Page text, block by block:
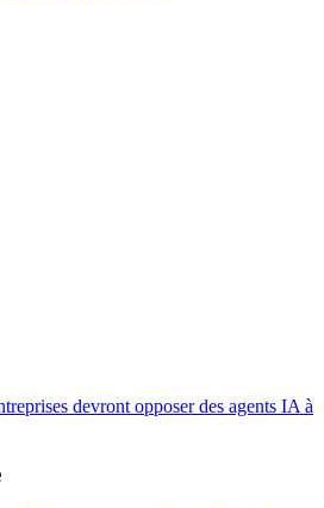
devront opposer des agents IA à